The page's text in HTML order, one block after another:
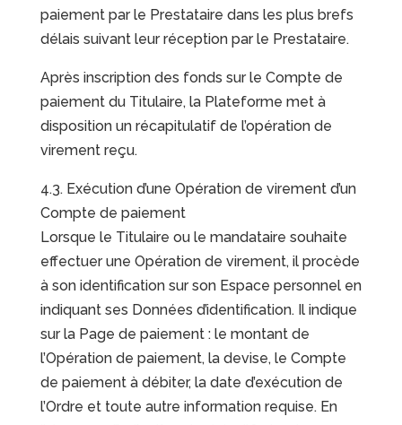
paiement par le Prestataire dans les plus brefs
délais suivant leur réception par le Prestataire.
Après inscription des fonds sur le Compte de
paiement du Titulaire, la Plateforme met à
disposition un récapitulatif de l’opération de
virement reçu.
4.3. Exécution d’une Opération de virement d’un
Compte de paiement
Lorsque le Titulaire ou le mandataire souhaite
effectuer une Opération de virement, il procède
à son identification sur son Espace personnel en
indiquant ses Données d’identification. Il indique
sur la Page de paiement : le montant de
l’Opération de paiement, la devise, le Compte
de paiement à débiter, la date d’exécution de
l’Ordre et toute autre information requise. En